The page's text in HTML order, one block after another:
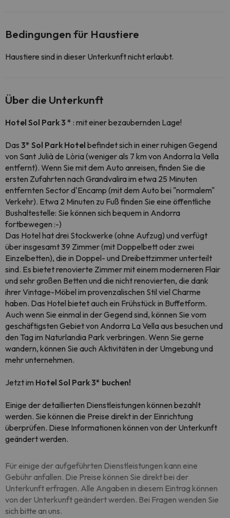
Bedingungen für Haustiere
Haustiere sind in dieser Unterkunft nicht erlaubt.
Über die Unterkunft
Hotel Sol Park 3 * : mit einer bezaubernden Lage!
Das 3* Sol Park Hotel befindet sich in einer ruhigen Gegend
von Sant Julià de Lòria (weniger als 7 km von Andorra la Vella
entfernt). Wenn Sie mit dem Auto anreisen, finden Sie die
ersten Zufahrten nach Grandvalira im etwa 25 Minuten
entfernten Sector d'Encamp (mit dem Auto bei "normalem"
Verkehr). Etwa 2 Minuten zu Fuß finden Sie eine öffentliche
Bushaltestelle: Sie können sich bequem in Andorra
fortbewegen :-)
Das Hotel hat drei Stockwerke (ohne Aufzug) und verfügt
über insgesamt 39 Zimmer (mit Doppelbett oder zwei
Einzelbetten), die in Doppel- und Dreibettzimmer unterteilt
sind. Es bietet renovierte Zimmer mit einem moderneren Flair
und sehr großen Betten und die nicht renovierten, die dank
ihrer Vintage-Möbel im provenzalischen Stil viel Charme
haben. Das Hotel bietet auch ein Frühstück in Buffetform.
Auch wenn Sie einmal in der Gegend sind, können Sie vom
geschäftigsten Gebiet von Andorra La Vella aus besuchen und
den Tag im Naturlandia Park verbringen. Wenn Sie gerne
wandern, können Sie auch Aktivitäten in der Umgebung und
mehr unternehmen.
Jetzt im Hotel Sol Park 3* buchen!
Einige der detaillierten Dienstleistungen können bezahlt
werden. Sie können die Preise direkt in der Einrichtung
überprüfen. Diese Informationen können von der Unterkunft
geändert werden.
Für einige der aufgeführten Dienstleistungen kann eine
Gebühr anfallen. Die Preise können Sie direkt bei der
Unterkunft erfragen. Alle Angaben in diesem Eintrag können
von der Unterkunft geändert werden. Bei Fragen wenden Sie
sich bitte an uns.